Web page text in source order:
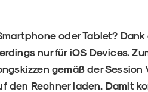
oder Tablet?
nur für iOS Devices.
gemäß der Session
den Rechner laden. Damit